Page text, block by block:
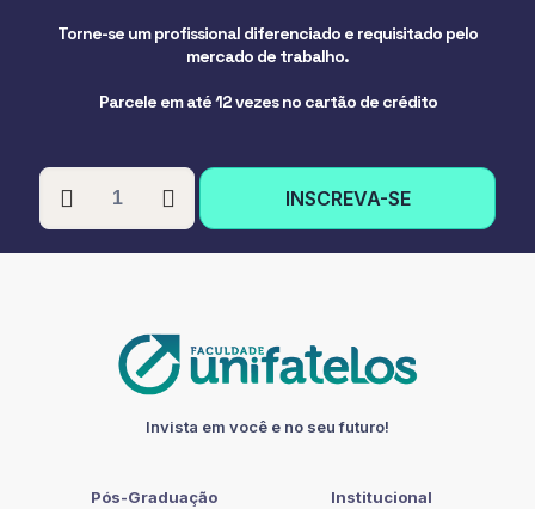
Torne-se um profissional diferenciado e requisitado pelo
mercado de trabalho.
Parcele em até 12 vezes no cartão de crédito
PÓS-
GRADUAÇÃO
EM
PORTUGUESA
quantidade
INSCREVA-SE
Invista em você e no seu futuro!
Pós-Graduação Institucional